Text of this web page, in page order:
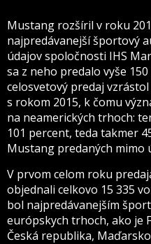
Mustang rozšíril v roku
najpredávanejší športový
údajov spoločnosti IHS
sa z neho predalo vyše
celosvetový predaj
s rokom 2015, k čomu
na neamerických trhoch:
101 percent, teda takmer
Mustang predaných mimo
V prvom celom roku
objednali celkovo 15 335
bol najpredávanejším
európskych trhoch, ako je
Česká republika,